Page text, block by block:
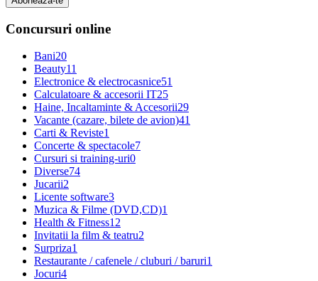
Concursuri online
Bani20
Beauty11
Electronice & electrocasnice51
Calculatoare & accesorii IT25
Haine, Incaltaminte & Accesorii29
Vacante (cazare, bilete de avion)41
Carti & Reviste1
Concerte & spectacole7
Cursuri si training-uri0
Diverse74
Jucarii2
Licente software3
Muzica & Filme (DVD,CD)1
Health & Fitness12
Invitatii la film & teatru2
Surpriza1
Restaurante / cafenele / cluburi / baruri1
Jocuri4